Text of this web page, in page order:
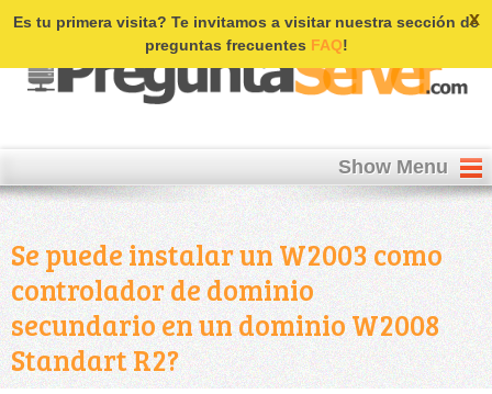
Login | Register
Es tu primera visita? Te invitamos a visitar nuestra sección de
preguntas frecuentes FAQ!
x
Show Menu
Se puede instalar un W2003 como
controlador de dominio
secundario en un dominio W2008
Standart R2?